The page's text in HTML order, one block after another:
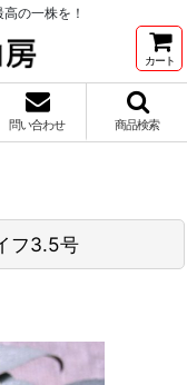
の一株を！
カート
問い合わせ 商品検索
フ3.5号